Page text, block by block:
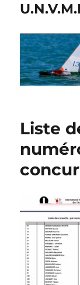
Liste